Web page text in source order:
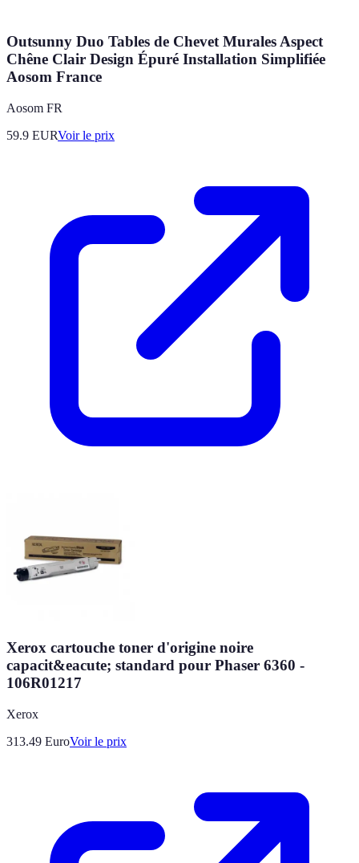
Outsunny Duo Tables de Chevet Murales Aspect
Chêne Clair Design Épuré Installation Simplifiée
Aosom France
Aosom FR
59.9 EURVoir le prix
Xerox cartouche toner d'origine noire
capacit&eacute; standard pour Phaser 6360 -
106R01217
Xerox
313.49 EuroVoir le prix